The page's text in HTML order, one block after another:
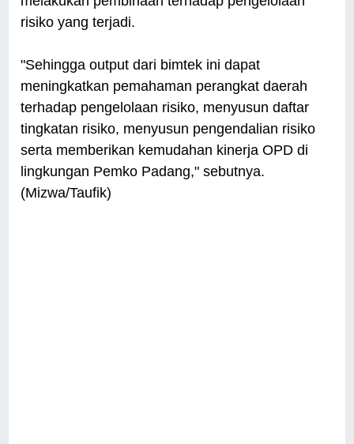
risiko yang terjadi.
"Sehingga output dari bimtek ini dapat
meningkatkan pemahaman perangkat daerah
terhadap pengelolaan risiko, menyusun daftar
tingkatan risiko, menyusun pengendalian risiko
serta memberikan kemudahan kinerja OPD di
lingkungan Pemko Padang," sebutnya.
(Mizwa/Taufik)